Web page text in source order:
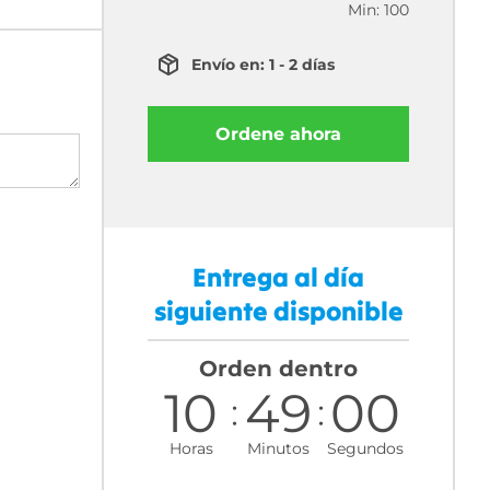
Min: 100
Envío en: 1 - 2 días
Ordene ahora
Entrega al día
siguiente disponible
Orden dentro
10
Horas
48
Minutos
59
Segundos